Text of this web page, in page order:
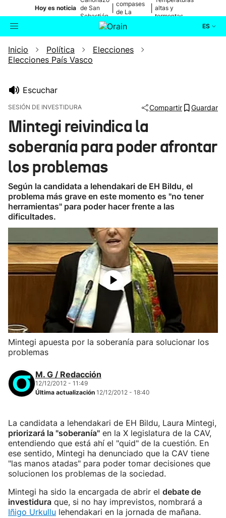
Hoy es noticia de San
Sebastián
compases
de La
altas y
tormentas
ES
Buscador Actualidad
Ikusmiran
Inicio Política
Elecciones
Elecciones País Vasco
Escuchar
SESIÓN DE INVESTIDURA Compartir Guardar
Mintegi reivindica la
soberanía para poder afrontar
los problemas
Según la candidata a lehendakari de EH Bildu, el
problema más grave en este momento es "no tener
herramientas" para poder hacer frente a las
dificultades.
Mintegi apuesta por la soberanía para solucionar los
problemas
M. G / Redacción
12/12/2012 - 11:49
Última actualización 12/12/2012 - 18:40
La candidata a lehendakari de EH Bildu, Laura Mintegi,
priorizará la "soberanía" en la X legislatura de la CAV,
entendiendo que está ahí el "quid" de la cuestión. En
ese sentido, Mintegi ha denunciado que la CAV tiene
"las manos atadas" para poder tomar decisiones que
solucionen los problemas de la sociedad.
Mintegi ha sido la encargada de abrir el debate de
investidura que, si no hay imprevistos, nombrará a
Iñigo Urkullu lehendakari en la jornada de mañana.